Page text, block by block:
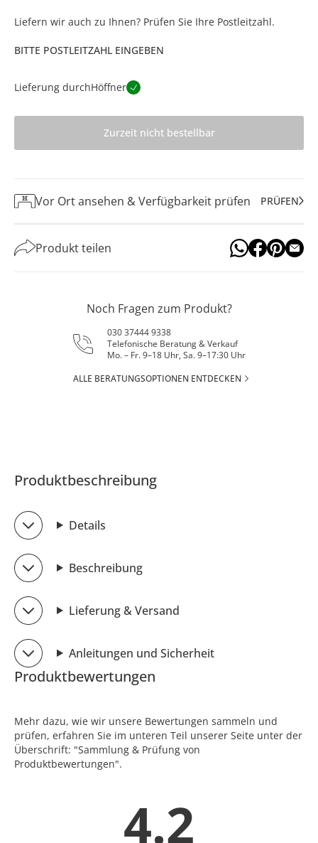
Liefern wir auch zu Ihnen? Prüfen Sie Ihre Postleitzahl.
BITTE POSTLEITZAHL EINGEBEN
Lieferung durchHöffner
Zurzeit nicht bestellbar
Vor Ort ansehen & Verfügbarkeit prüfen PRÜFEN
Produkt teilen
Noch Fragen zum Produkt?
030 37444 9338
Telefonische Beratung & Verkauf
Mo. – Fr. 9–18 Uhr, Sa. 9–17:30 Uhr
ALLE BERATUNGSOPTIONEN ENTDECKEN
Produktbeschreibung
Details
Beschreibung
Lieferung & Versand
Anleitungen und Sicherheit
Produktbewertungen
Mehr dazu, wie wir unsere Bewertungen sammeln und
prüfen, erfahren Sie im unteren Teil unserer Seite unter der
Überschrift: "Sammlung & Prüfung von
Produktbewertungen".
4.2